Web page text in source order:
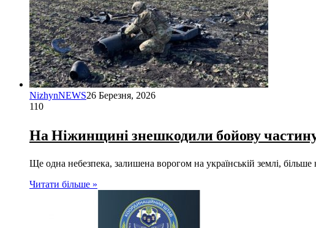
NizhynNEWS26 Березня, 2026
110
На Ніжинщині знешкодили бойову
Ще одна небезпека, залишена ворогом на українській землі,
Читати більше »